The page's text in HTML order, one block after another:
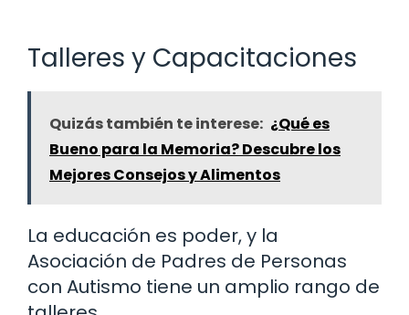
Talleres y Capacitaciones
Quizás también te interese: ¿Qué es
Bueno para la Memoria? Descubre los
Mejores Consejos y Alimentos
La educación es poder, y la
Asociación de Padres de Personas
con Autismo tiene un amplio rango de